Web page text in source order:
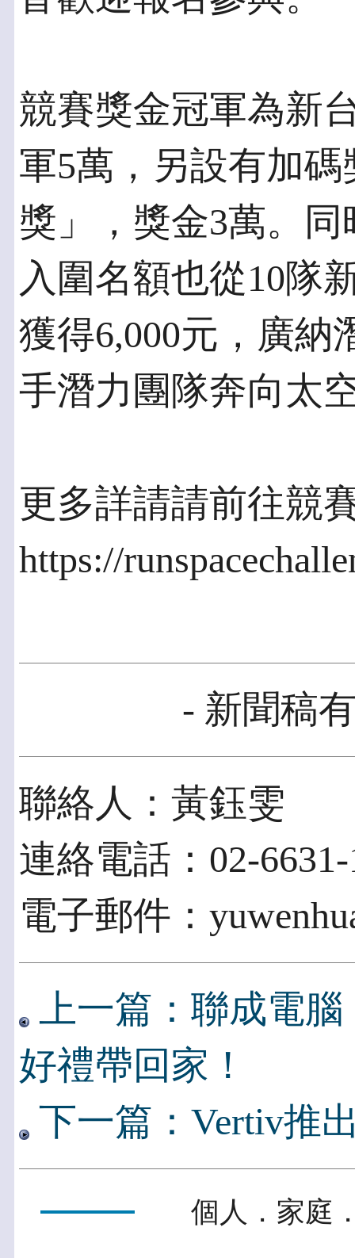
競賽獎金冠軍為新
軍5萬，另設有加
獎」，獎金3萬。
入圍名額也從10隊
獲得6,000元，廣納
手潛力團隊奔向太
更多詳請請前往競
https://
- 新聞稿
聯絡人：黃鈺雯
連絡電話：02-6631-
電子郵件：
上一篇：聯成電
好禮帶回家！
下一篇：Vertiv推
個人．家庭